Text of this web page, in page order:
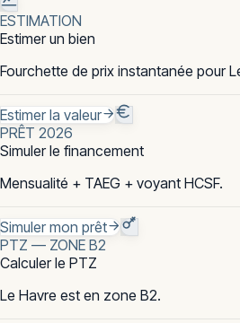
ESTIMATION
Estimer un bien
Fourchette de prix instantanée pour
Estimer la valeur
PRÊT 2026
Simuler le financement
Mensualité + TAEG + voyant HCSF.
Simuler mon prêt
PTZ — ZONE B2
Calculer le PTZ
Le Havre est en zone B2.